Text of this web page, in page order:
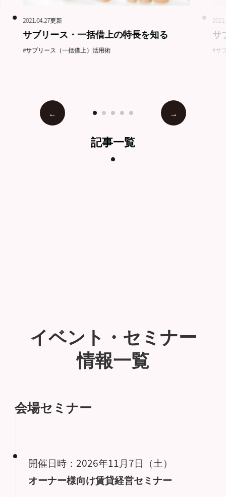
2021.04.27更新
サブリース・一括借上の特長を知る
#サブリース（一括借上）活用術
サ
#サ
記事一覧
イベント・セミナー
情報一覧
会場セミナー
開催日時：2026年11月7日（土）
オーナー様向け賃貸経営セミナー